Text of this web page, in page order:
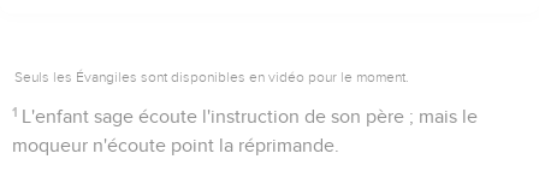
Seuls les Évangiles sont disponibles en vidéo pour le moment.
1 L'enfant sage écoute l'instruction de son père ; mais le
moqueur n'écoute point la réprimande.